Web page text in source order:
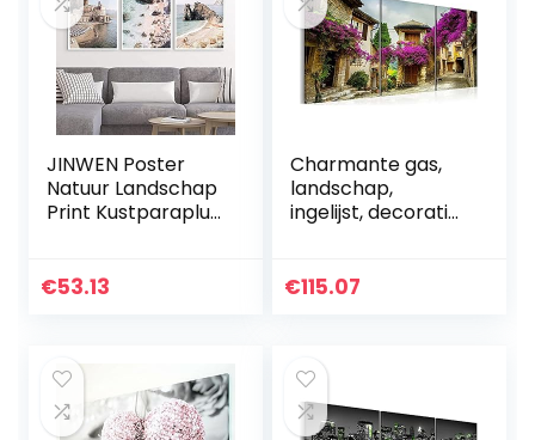
JINWEN Poster
Natuur Landschap
Print Kustparaplu
Zeegezicht Foto’s
€53.13
Charmante gas,
landschap,
ingelijst, decoratief
canvas, print,
€115.07